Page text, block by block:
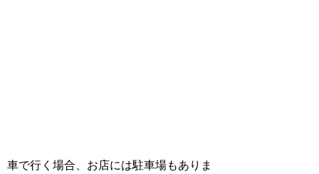
車で行く場合、お店には駐車場もありま